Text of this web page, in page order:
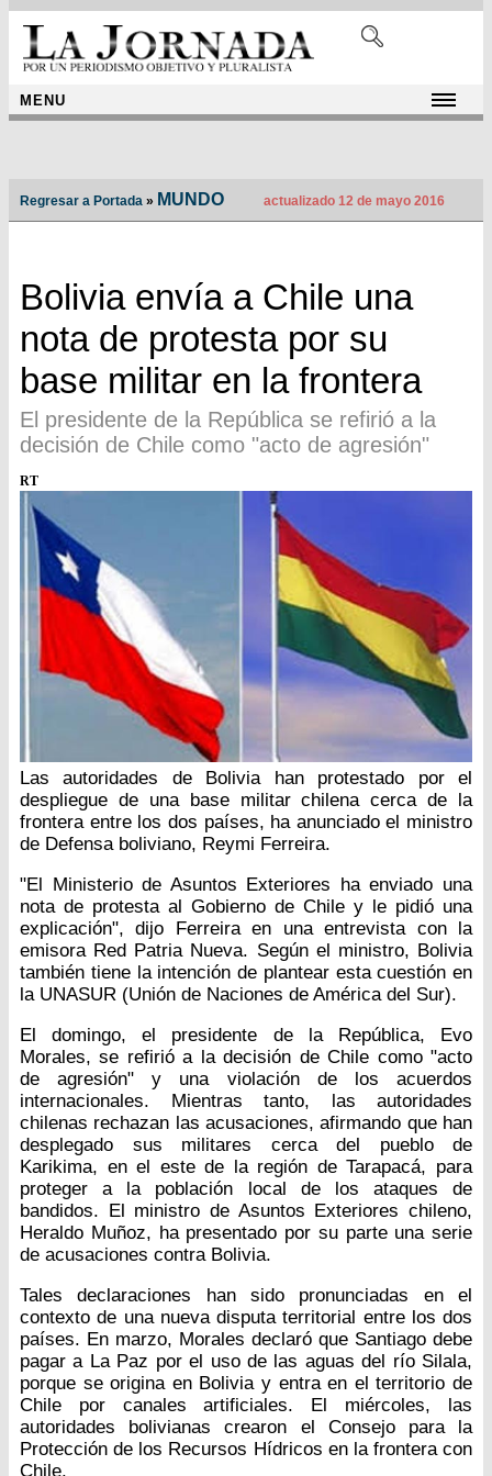
MENU
Regresar a Portada » MUNDO actualizado 12 de mayo 2016
Bolivia envía a Chile una
nota de protesta por su
base militar en la frontera
El presidente de la República se refirió a la
decisión de Chile como "acto de agresión"
RT
Las autoridades de Bolivia han protestado por el
despliegue de una base militar chilena cerca de la
frontera entre los dos países, ha anunciado el ministro
de Defensa boliviano, Reymi Ferreira.
"El Ministerio de Asuntos Exteriores ha enviado una
nota de protesta al Gobierno de Chile y le pidió una
explicación", dijo Ferreira en una entrevista con la
emisora Red Patria Nueva. Según el ministro, Bolivia
también tiene la intención de plantear esta cuestión en
la UNASUR (Unión de Naciones de América del Sur).
El domingo, el presidente de la República, Evo
Morales, se refirió a la decisión de Chile como "acto
de agresión" y una violación de los acuerdos
internacionales. Mientras tanto, las autoridades
chilenas rechazan las acusaciones, afirmando que han
desplegado sus militares cerca del pueblo de
Karikima, en el este de la región de Tarapacá, para
proteger a la población local de los ataques de
bandidos. El ministro de Asuntos Exteriores chileno,
Heraldo Muñoz, ha presentado por su parte una serie
de acusaciones contra Bolivia.
Tales declaraciones han sido pronunciadas en el
contexto de una nueva disputa territorial entre los dos
países. En marzo, Morales declaró que Santiago debe
pagar a La Paz por el uso de las aguas del río Silala,
porque se origina en Bolivia y entra en el territorio de
Chile por canales artificiales. El miércoles, las
autoridades bolivianas crearon el Consejo para la
Protección de los Recursos Hídricos en la frontera con
Chile.